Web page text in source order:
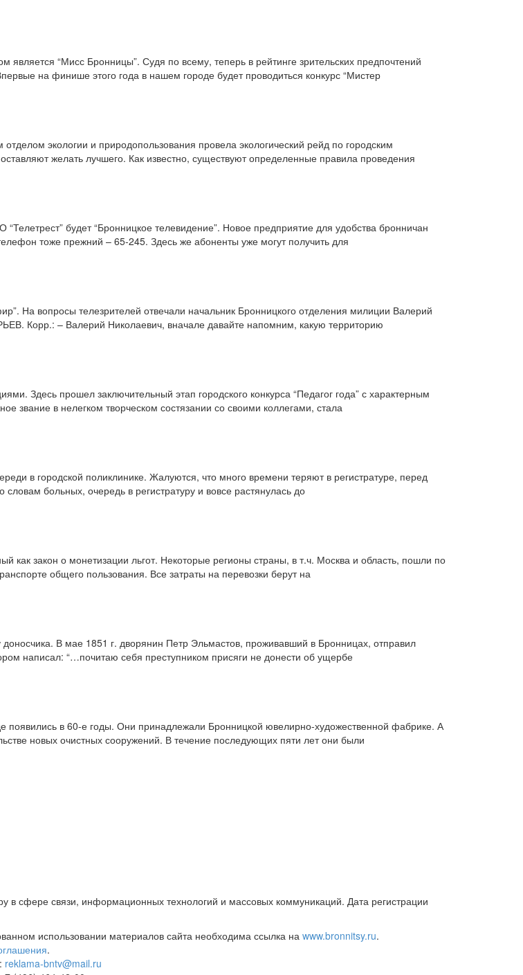
“Мисс Бронницы”. Судя по всему, теперь в рейтинге зрительских предпочтений
на финише этого года в нашем городе будет проводиться конкурс “Мистер
экологии и природопользования провела экологический рейд по городским
желать лучшего. Как известно, существуют определенные правила проведения
будет “Бронницкое телевидение”. Новое предприятие для удобства бронничан
тоже прежний – 65-245. Здесь же абоненты уже могут получить для
На вопросы телезрителей отвечали начальник Бронницкого отделения милиции Валерий
Корр.: – Валерий Николаевич, вначале давайте напомним, какую территорию
Здесь прошел заключительный этап городского конкурса “Педагог года” с характерным
звание в нелегком творческом состязании со своими коллегами, стала
в городской поликлинике. Жалуются, что много времени теряют в регистратуре, перед
больных, очередь в регистратуру и вовсе растянулась до
как закон о монетизации льгот. Некоторые регионы страны, в т.ч. Москва и область, пошли по
общего пользования. Все затраты на перевозки берут на
В мае 1851 г. дворянин Петр Эльмастов, проживавший в Бронницах, отправил
написал: “…почитаю себя преступником присяги не донести об ущербе
в 60-е годы. Они принадлежали Бронницкой ювелирно-художественной фабрике. А
новых очистных сооружений. В течение последующих пяти лет они были
сфере связи, информационных технологий и массовых коммуникаций. Дата регистрации
использовании материалов сайта необходима ссылка на www.bronnitsy.ru.
.
reklama-bntv@mail.ru